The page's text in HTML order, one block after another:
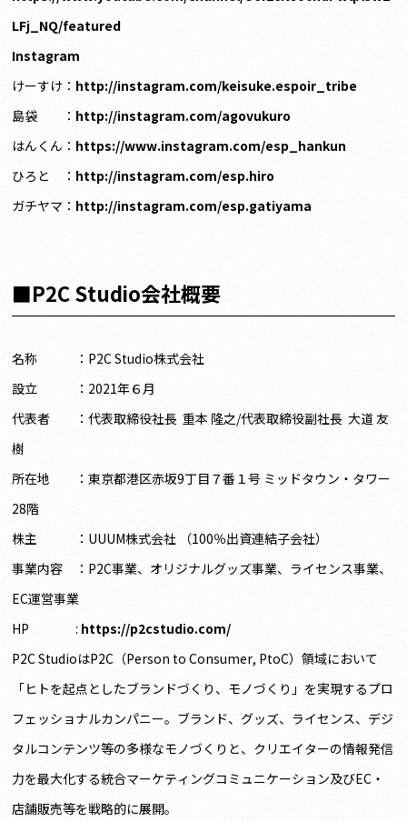
LFj_NQ/featured
Instagram
けーすけ： http://instagram.com/keisuke.espoir_tribe
島袋 ： http://instagram.com/agovukuro
はんくん： https://www.instagram.com/esp_hankun
ひろと ： http://instagram.com/esp.hiro
ガチヤマ： http://instagram.com/esp.gatiyama
■P2C Studio会社概要
名称 ：P2C Studio株式会社
設立 ：2021年６月
代表者 ：代表取締役社長 重本 隆之/代表取締役副社長 大道 友
樹
所在地 ：東京都港区赤坂9丁目７番１号 ミッドタウン・タワー
28階
株主 ：UUUM株式会社 （100％出資連結子会社）
事業内容 ：P2C事業、オリジナルグッズ事業、ライセンス事業、
EC運営事業
HP : https://p2cstudio.com/
P2C StudioはP2C（Person to Consumer, PtoC）領域において
「ヒトを起点としたブランドづくり、モノづくり」を実現するプロ
フェッショナルカンパニー。ブランド、グッズ、ライセンス、デジ
タルコンテンツ等の多様なモノづくりと、クリエイターの情報発信
力を最大化する統合マーケティングコミュニケーション及びEC・
店舗販売等を戦略的に展開。